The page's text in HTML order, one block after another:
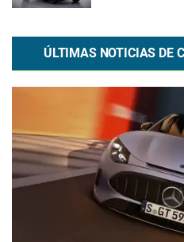
ÚLTIMAS NOTICIAS DE